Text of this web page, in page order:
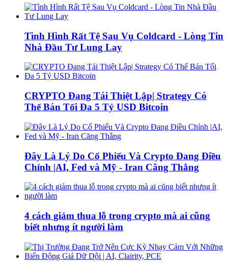
Tình Hình Rất Tệ Sau Vụ Coldcard - Lòng Tin
Nhà Đầu Tư Lung Lay
CRYPTO Đang Tái Thiệt Lập| Strategy Có
Thể Bán Tối Đa 5 Tỷ USD Bitcoin
Đây Là Lý Do Cổ Phiếu Và Crypto Đang Điều
Chỉnh |AI, Fed và Mỹ - Iran Căng Thẳng
4 cách giảm thua lỗ trong crypto mà ai cũng
biết nhưng ít người làm